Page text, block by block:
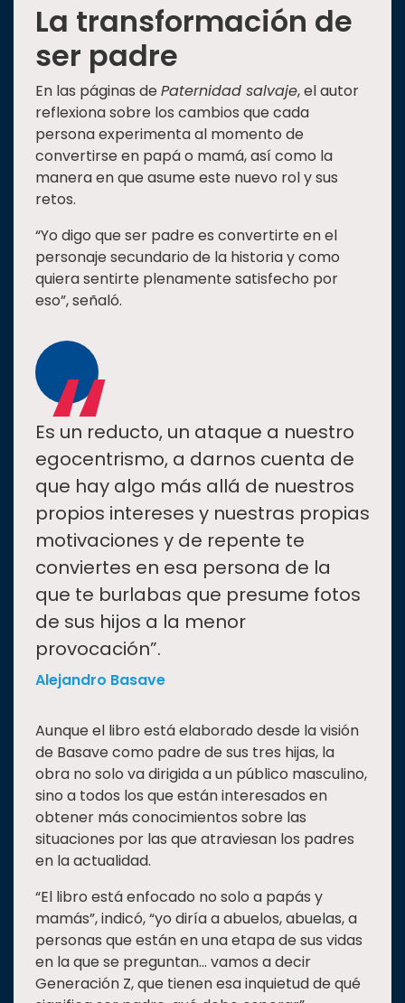
La transformación de
ser padre
En las páginas dePaternidad salvaje, el autor
reflexiona sobre los cambios que cada
persona experimenta al momento de
convertirse en papá o mamá, así como la
manera en que asume este nuevo rol y sus
retos.
“Yo digo que ser padre es convertirte en el
personaje secundario de la historia y como
quiera sentirte plenamente satisfecho por
eso”, señaló.
“
Es un reducto, un ataque a nuestro
egocentrismo, a darnos cuenta de
que hay algo más allá de nuestros
propios intereses y nuestras propias
motivaciones y de repente te
conviertes en esa persona de la
que te burlabas que presume fotos
de sus hijos a la menor
provocación”.
Alejandro Basave
Aunque el libro está elaborado desde la visión
de Basave como padre de sus tres hijas, la
obra no solo va dirigida a un público masculino,
sino a todos los que están interesados en
obtener más conocimientos sobre las
situaciones por las que atraviesan los padres
en la actualidad.
“El libro está enfocado no solo a papás y
mamás”, indicó, “yo diría a abuelos, abuelas, a
personas que están en una etapa de sus vidas
en la que se preguntan… vamos a decir
Generación Z, que tienen esa inquietud de qué